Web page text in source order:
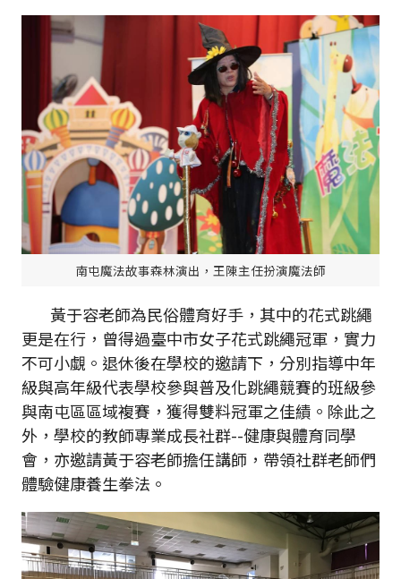
南屯魔法故事森林演出，王陳主任扮演魔法師
黃于容老師為民俗體育好手，其中的花式跳繩
更是在行，曾得過臺中市女子花式跳繩冠軍，實力
不可小覷。退休後在學校的邀請下，分別指導中年
級與高年級代表學校參與普及化跳繩競賽的班級參
與南屯區區域複賽，獲得雙料冠軍之佳績。除此之
外，學校的教師專業成長社群--健康與體育同學
會，亦邀請黃于容老師擔任講師，帶領社群老師們
體驗健康養生拳法。